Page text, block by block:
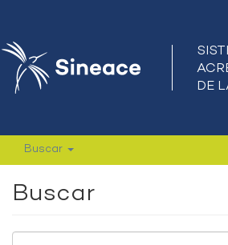
Buscar
Buscar